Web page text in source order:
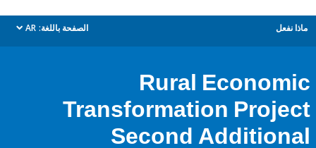
الصفحة باللغة: AR
dropdown
Rural
Transformation
Second